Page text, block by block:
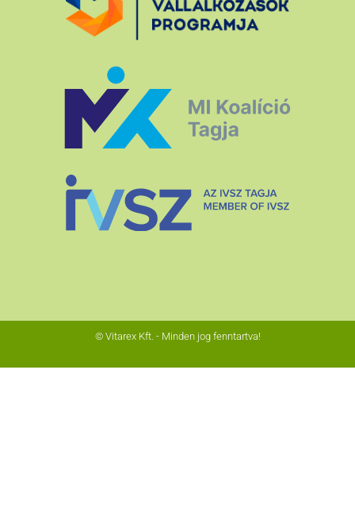
© Vitarex Kft. - Minden jog fenntartva!